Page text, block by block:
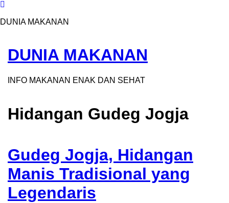
DUNIA MAKANAN
DUNIA MAKANAN
INFO MAKANAN ENAK DAN SEHAT
Hidangan Gudeg Jogja
Gudeg Jogja, Hidangan
Manis Tradisional yang
Legendaris